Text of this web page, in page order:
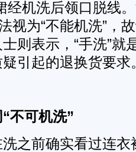
经机洗后领口脱线
法视为“不能机洗”，
则表示，“手洗”就
引起的退换货要求
不可机洗”
前确实看过连衣